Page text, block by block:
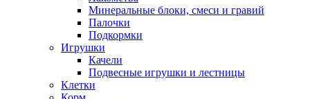
Минеральные блоки, смеси и гравий
Палочки
Подкормки
Игрушки
Качели
Подвесные игрушки и лестницы
Клетки